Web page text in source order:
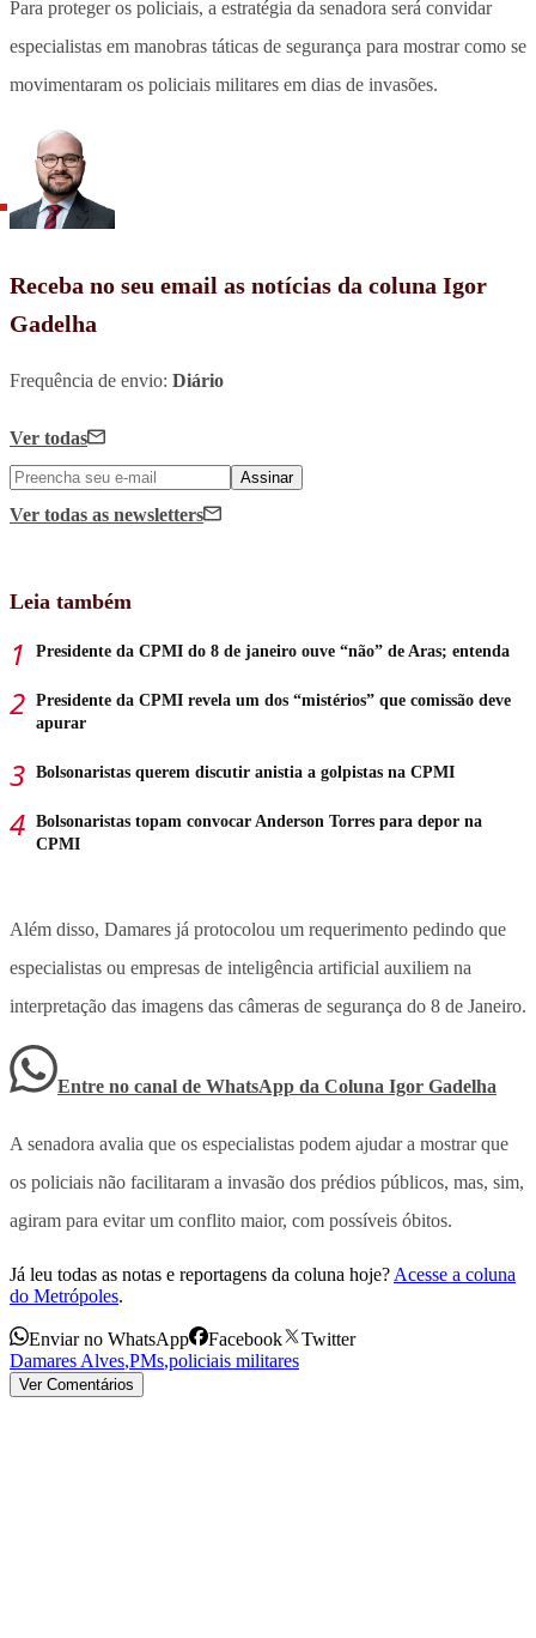
Para proteger os policiais, a estratégia da senadora será convidar
especialistas em manobras táticas de segurança para mostrar como se
movimentaram os policiais militares em dias de invasões.
Receba no seu email as notícias da coluna Igor
Gadelha
Frequência de envio: Diário
Ver todas
Assinar
Ver todas as newsletters
Leia também
Presidente da CPMI do 8 de janeiro ouve “não” de Aras; entenda
Presidente da CPMI revela um dos “mistérios” que comissão deve
apurar
Bolsonaristas querem discutir anistia a golpistas na CPMI
Bolsonaristas topam convocar Anderson Torres para depor na
CPMI
Além disso, Damares já protocolou um requerimento pedindo que
especialistas ou empresas de inteligência artificial auxiliem na
interpretação das imagens das câmeras de segurança do 8 de Janeiro.
Entre no canal de WhatsApp da Coluna Igor Gadelha
A senadora avalia que os especialistas podem ajudar a mostrar que
os policiais não facilitaram a invasão dos prédios públicos, mas, sim,
agiram para evitar um conflito maior, com possíveis óbitos.
Já leu todas as notas e reportagens da coluna hoje? Acesse a coluna
do Metrópoles.
Enviar no WhatsApp Facebook
Twitter
Damares Alves,PMs,policiais militares
Ver Comentários